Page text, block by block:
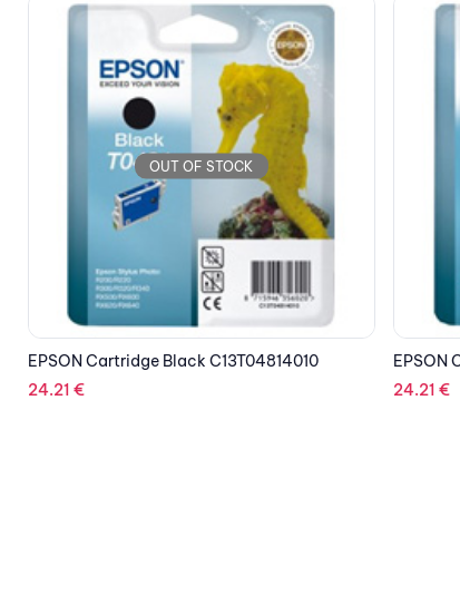
OUT OF STOCK
EPSON Cartridge Magenta C13T04834010
24.21 €